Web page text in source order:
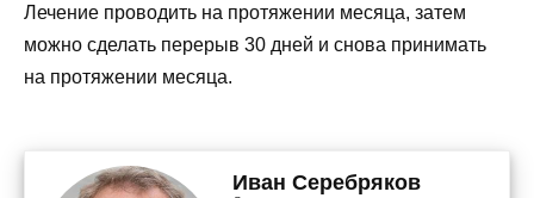
Лечение проводить на протяжении месяца, затем
можно сделать перерыв 30 дней и снова принимать
на протяжении месяца.
Иван Серебряков